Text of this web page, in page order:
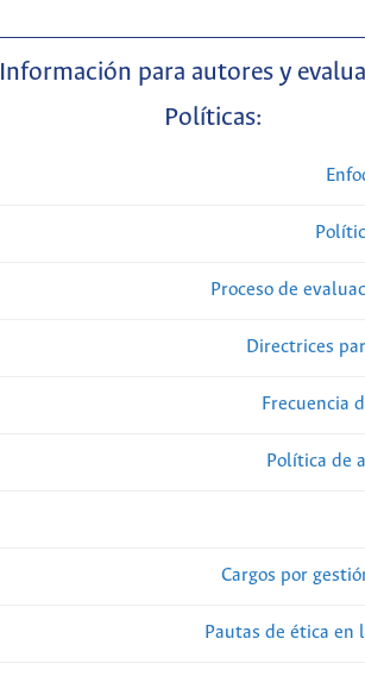
Información para autores y
Políticas:
Proceso de
Directrices
Frecuencia
Política de
Cargos por
Pautas de ética en